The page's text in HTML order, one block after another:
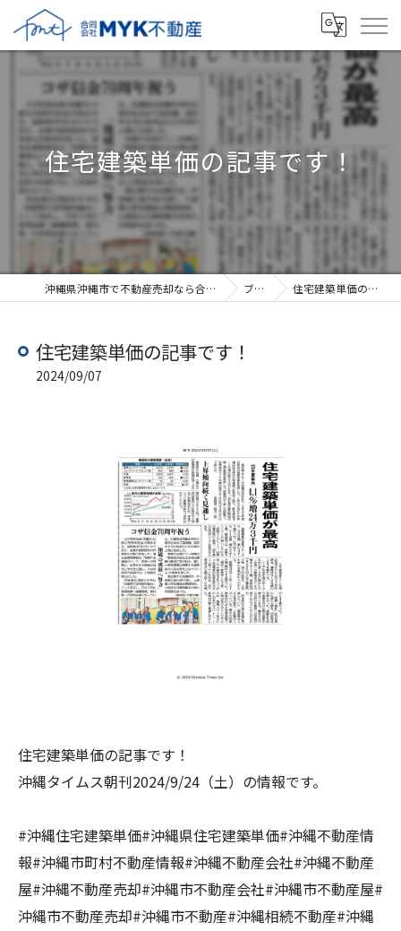
住宅建築単価の記事です！
沖縄県沖縄市で不動産売却なら合同会社MYK不動産 ブログ 住宅建築単価の記事です！
住宅建築単価の記事です！
2024/09/07
住宅建築単価の記事です！
沖縄タイムス朝刊2024/9/24（土）の情報です。
#沖縄住宅建築単価#沖縄県住宅建築単価#沖縄不動産情
報#沖縄市町村不動産情報#沖縄不動産会社#沖縄不動産
屋#沖縄不動産売却#沖縄市不動産会社#沖縄市不動産屋#
沖縄市不動産売却#沖縄市不動産#沖縄相続不動産#沖縄